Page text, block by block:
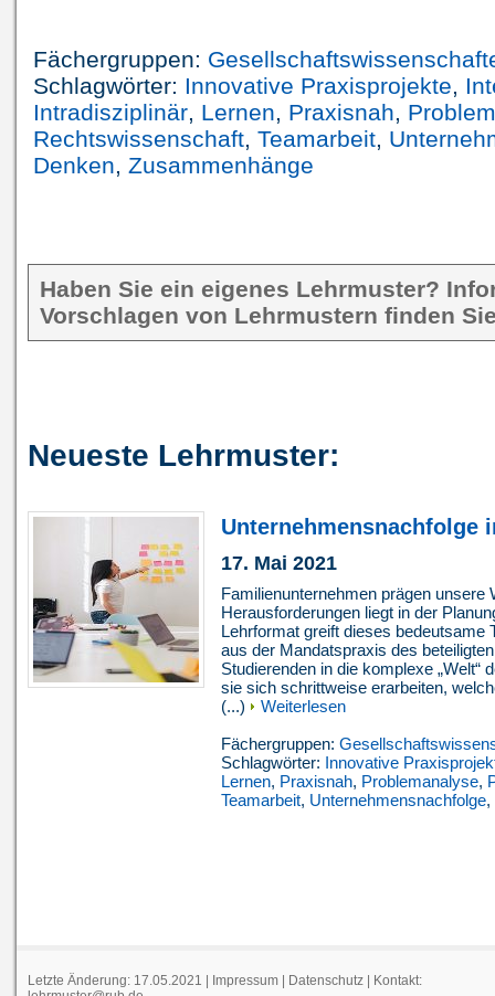
Fächergruppen:
Schlagwörter: Innovative Praxisprojekte,
Intradisziplinär, Lernen, Praxisnah,
Rechtswissenschaft, Teamarbeit,
Denken, Zusammenhänge
Haben Sie ein eigenes Lehrmuster?
Vorschlagen von Lehrmustern finden
Neueste Lehrmuster:
Unternehmensnachfolge
17. Mai 2021
Familienunternehmen prägen unsere
Herausforderungen liegt in der
Lehrformat greift dieses bedeutsame
aus der Mandatspraxis des
Studierenden in die komplexe „Welt“
sie sich schrittweise erarbeiten,
(...)
Weiterlesen
Fächergruppen:
Schlagwörter: Innovative
Lernen, Praxisnah, Problemanalyse,
Teamarbeit, Unternehmensnachfolge,
Letzte Änderung: 17.05.2021 | Impressum | Datenschutz | Kontakt: